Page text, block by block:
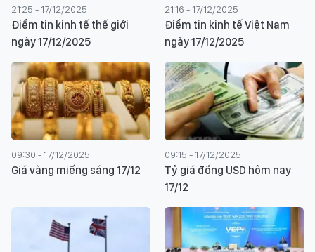
21:25 - 17/12/2025
Điểm tin kinh tế thế giới
ngày 17/12/2025
21:16 - 17/12/2025
Điểm tin kinh tế Việt Nam
ngày 17/12/2025
09:30 - 17/12/2025
Giá vàng miếng sáng 17/12
09:15 - 17/12/2025
Tỷ giá đồng USD hôm nay
17/12